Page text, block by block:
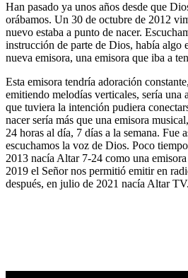
Han pasado ya unos años desde que
orábamos. Un 30 de octubre de 2012
nuevo estaba a punto de nacer.
instrucción de parte de Dios, había algo
nueva emisora, una emisora que iba a
Esta emisora tendría adoración
emitiendo melodías verticales, sería una
que tuviera la intención pudiera
nacer sería más que una emisora
24 horas al día, 7 días a la semana. Fue
escuchamos la voz de Dios. Poco
2013 nacía Altar 7-24 como una
2019 el Señor nos permitió emitir en
después, en julio de 2021 nacía Altar TV.